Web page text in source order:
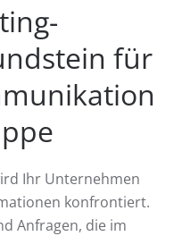
für
Ihr Unternehmen
konfrontiert.
Anfragen, die im